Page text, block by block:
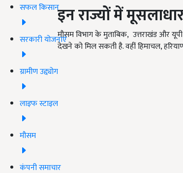
सफल किसान
सरकारी योजनाएं
ग्रामीण उद्द्योग
लाइफ स्टाइल
मौसम
कंपनी समाचार
इनराज्योंमें
मौसम विभाग के मुताबिक, उत्तराखंड और
देखने को मिल सकती है. वहीं हिमाचल,